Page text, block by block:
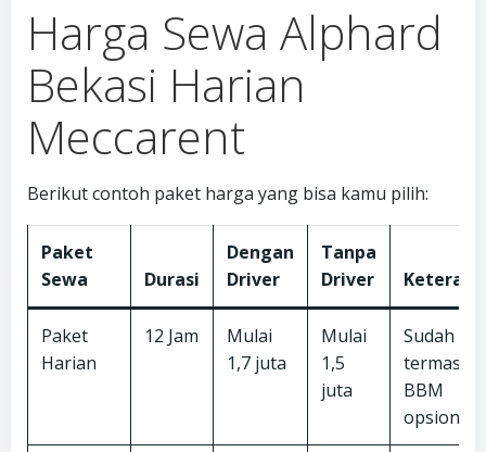
Harga Sewa Alphard
Bekasi Harian
Meccarent
Berikut contoh paket harga yang bisa kamu pilih:
Paket
Sewa
Durasi
Dengan
Driver
Tanpa
Driver
Paket
Harian
12 Jam
Mulai
1,7 juta
Mulai
1,5
juta
Sudah
termasuk
BBM
opsional